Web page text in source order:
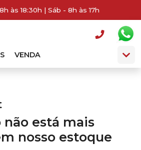
às 18:30h | Sáb - 8h às 17h
VENDA
não está mais
nosso estoque